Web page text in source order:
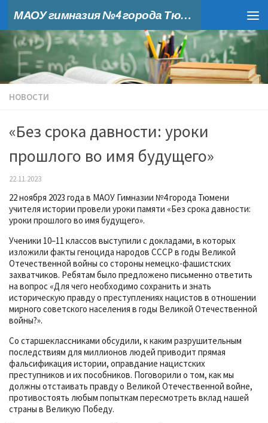
Skip to content МАОУ гимназия №4 города Тюмени
НОВОСТИ
«Без срока давности: уроки
прошлого во имя будущего»
22.11.2023
22 ноября 2023 года в МАОУ Гимназии №4 города Тюмени
учителя истории провели уроки памяти «Без срока давности:
уроки прошлого во имя будущего».
Ученики 10–11 классов выступили с докладами, в которых
изложили факты геноцида народов СССР в годы Великой
Отечественной войны со стороны немецко-фашистских
захватчиков. Ребятам было предложено письменно ответить
на вопрос «Для чего необходимо сохранить и знать
историческую правду о преступлениях нацистов в отношении
мирного советского населения в годы Великой Отечественной
войны?».
Со старшеклассниками обсудили, к каким разрушительным
последствиям для миллионов людей приводит прямая
фальсификация истории, оправдание нацистских
преступников и их пособников. Поговорили о том, как мы
должны отстаивать правду о Великой Отечественной войне,
противостоять любым попыткам пересмотреть вклад нашей
страны в Великую Победу.